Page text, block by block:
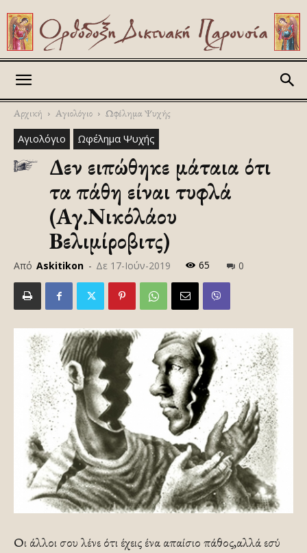
Αρχική Αγιολόγιο Ωφέλημα Ψυχής
Αγιολόγιο Ωφέλημα Ψυχής
Δεν ειπώθηκε μάταια ότι
τα πάθη είναι τυφλά
(Αγ.Νικόλάου
Βελιμίροβιτς)
Από Askitikon - Δε 17-Ιούν-2019 65 0
Οι άλλοι σου λένε ότι έχεις ένα απαίσιο πάθος,αλλά εσύ